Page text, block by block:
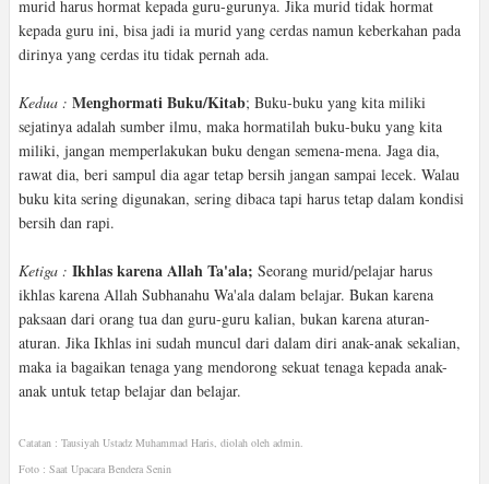
murid harus hormat kepada guru-gurunya. Jika murid tidak hormat
kepada guru ini, bisa jadi ia murid yang cerdas namun keberkahan pada
dirinya yang cerdas itu tidak pernah ada.
Kedua : Menghormati Buku/Kitab; Buku-buku yang kita miliki
sejatinya adalah sumber ilmu, maka hormatilah buku-buku yang kita
miliki, jangan memperlakukan buku dengan semena-mena. Jaga dia,
rawat dia, beri sampul dia agar tetap bersih jangan sampai lecek. Walau
buku kita sering digunakan, sering dibaca tapi harus tetap dalam kondisi
bersih dan rapi.
Ketiga : Ikhlas karena Allah Ta'ala; Seorang murid/pelajar harus
ikhlas karena Allah Subhanahu Wa'ala dalam belajar. Bukan karena
paksaan dari orang tua dan guru-guru kalian, bukan karena aturan-
aturan. Jika Ikhlas ini sudah muncul dari dalam diri anak-anak sekalian,
maka ia bagaikan tenaga yang mendorong sekuat tenaga kepada anak-
anak untuk tetap belajar dan belajar.
Catatan : Tausiyah Ustadz Muhammad Haris, diolah oleh admin.
Foto : Saat Upacara Bendera Senin